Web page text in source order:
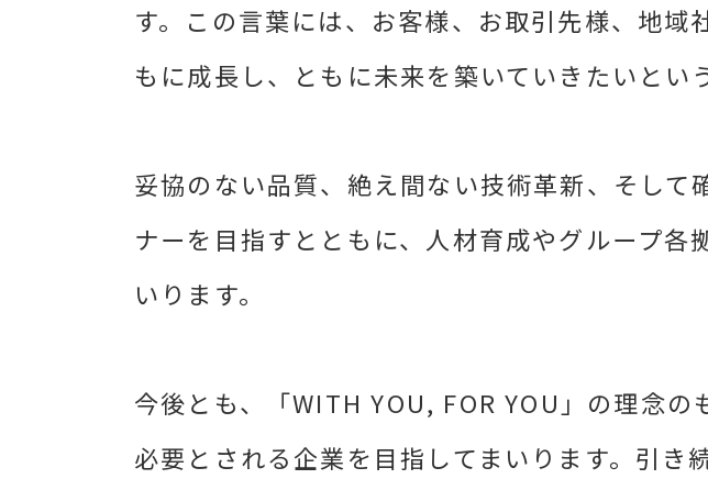
す。この言葉には、お客様、お取引先様、地
もに成長し、ともに未来を築いていきたいとい
妥協のない品質、絶え間ない技術革新、そし
ナーを目指すとともに、人材育成やグループ
いります。
今後とも、「WITH YOU, FOR YOU」の理念の
必要とされる企業を目指してまいります。引